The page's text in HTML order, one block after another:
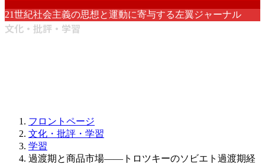
21世紀社会主義の思想と運動に寄与する左翼ジャーナル
文化・批評・学習
フロントページ
文化・批評・学習
学習
過渡期と商品市場――トロツキーのソビエト過渡期経